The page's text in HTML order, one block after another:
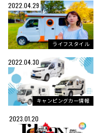
2022.04.29
ライフスタイル
2022.04.30
キャンピングカー情報
2023.01.20